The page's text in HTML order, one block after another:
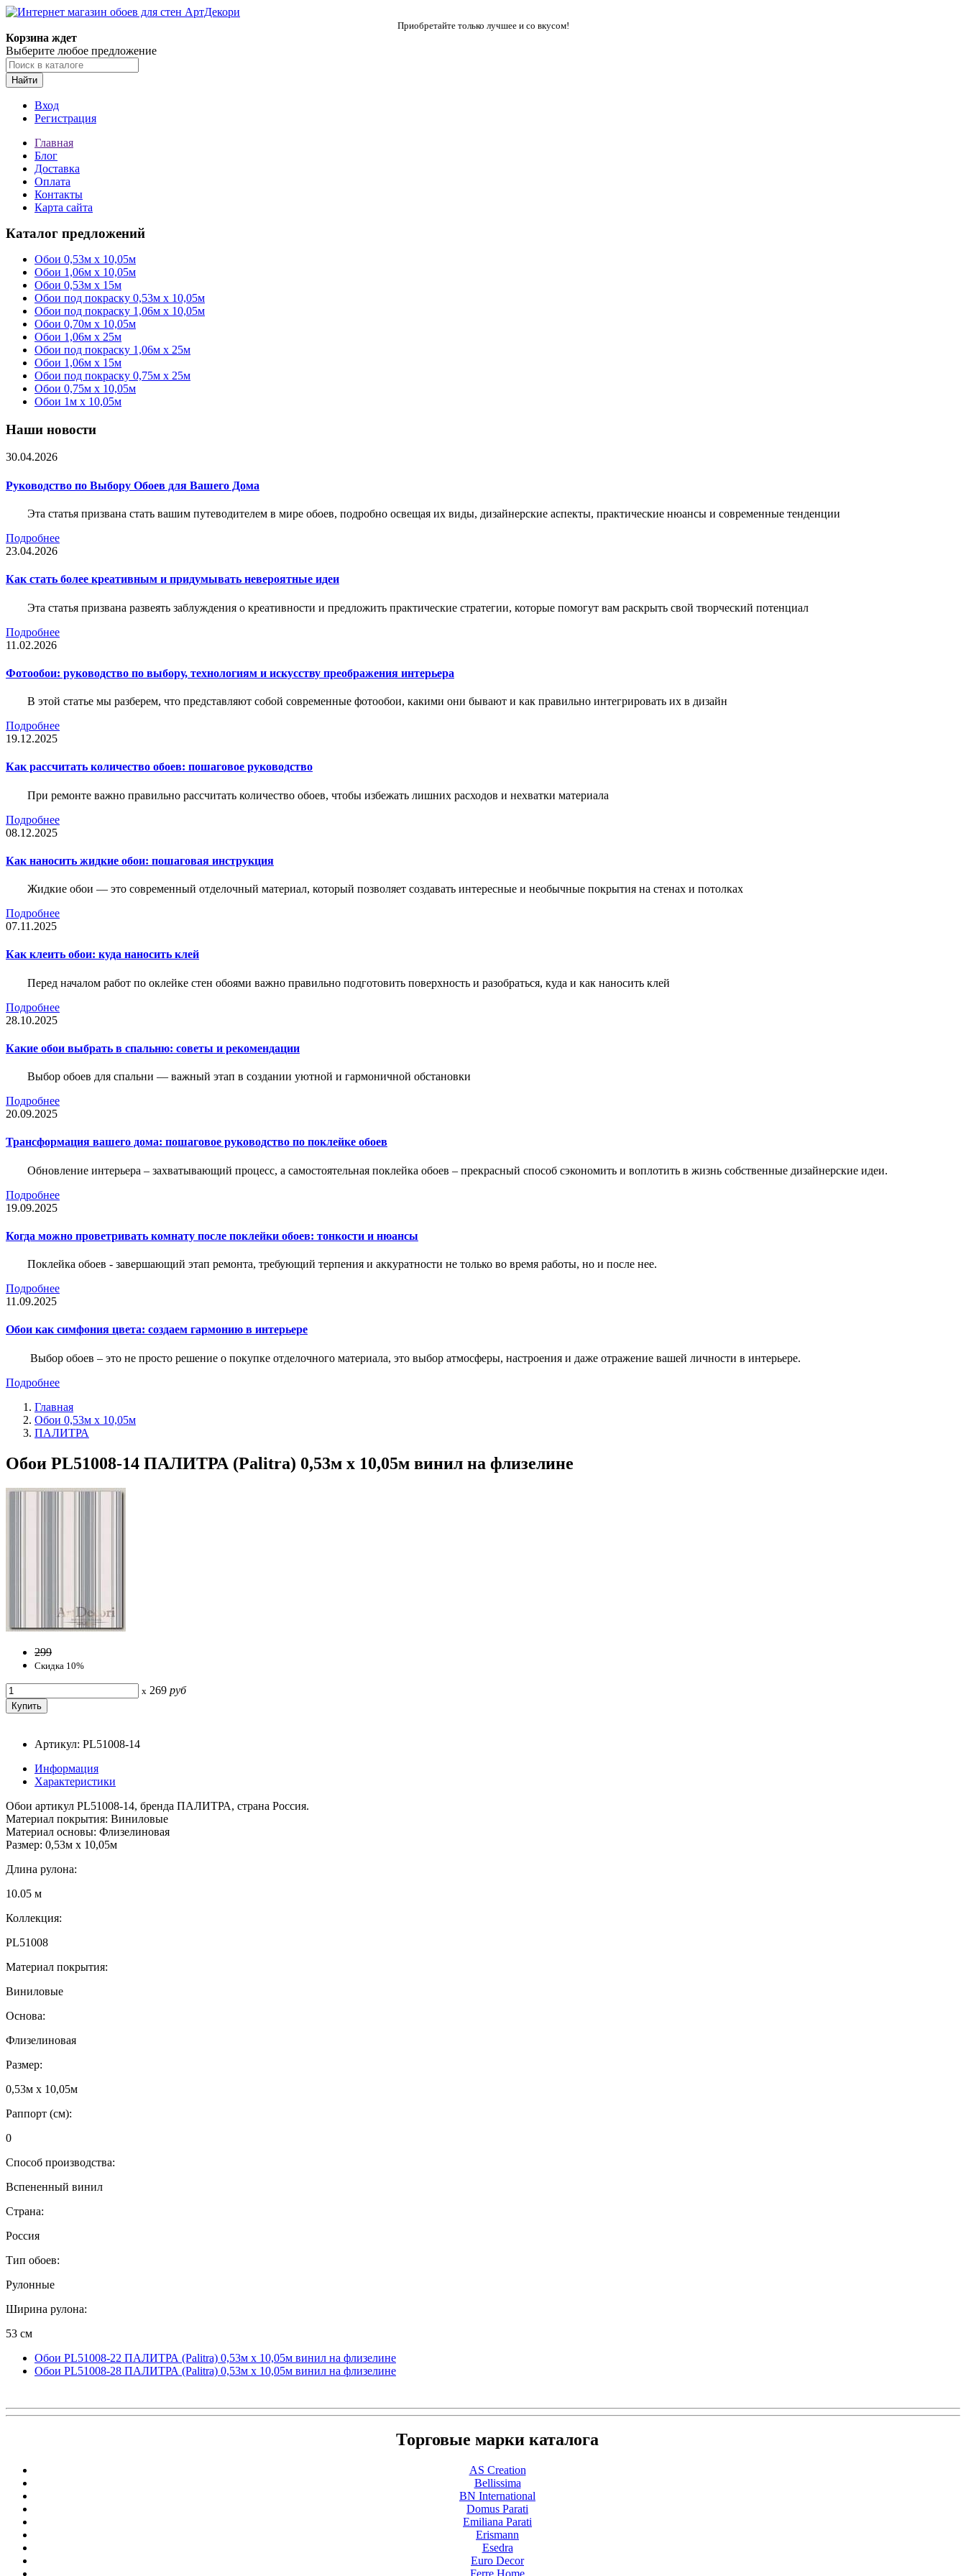
Приобретайте только лучшее и со вкусом!
Корзина ждет
Выберите любое предложение
Найти
Вход
Регистрация
Главная
Блог
Доставка
Оплата
Контакты
Карта сайта
Каталог предложений
Обои 0,53м x 10,05м
Обои 1,06м х 10,05м
Обои 0,53м x 15м
Обои под покраску 0,53м x 10,05м
Обои под покраску 1,06м х 10,05м
Обои 0,70м x 10,05м
Обои 1,06м x 25м
Обои под покраску 1,06м x 25м
Обои 1,06м x 15м
Обои под покраску 0,75м x 25м
Обои 0,75м x 10,05м
Обои 1м х 10,05м
Наши новости
30.04.2026
Руководство по Выбору Обоев для Вашего Дома
Эта статья призвана стать вашим путеводителем в мире обоев, подробно освещая их виды, дизайнерские аспекты, практические нюансы и современные тенденции
Подробнее
23.04.2026
Как стать более креативным и придумывать невероятные идеи
Эта статья призвана развеять заблуждения о креативности и предложить практические стратегии, которые помогут вам раскрыть свой творческий потенциал
Подробнее
11.02.2026
Фотообои: руководство по выбору, технологиям и искусству преображения интерьера
В этой статье мы разберем, что представляют собой современные фотообои, какими они бывают и как правильно интегрировать их в дизайн
Подробнее
19.12.2025
Как рассчитать количество обоев: пошаговое руководство
При ремонте важно правильно рассчитать количество обоев, чтобы избежать лишних расходов и нехватки материала
Подробнее
08.12.2025
Как наносить жидкие обои: пошаговая инструкция
Жидкие обои — это современный отделочный материал, который позволяет создавать интересные и необычные покрытия на стенах и потолках
Подробнее
07.11.2025
Как клеить обои: куда наносить клей
Перед началом работ по оклейке стен обоями важно правильно подготовить поверхность и разобраться, куда и как наносить клей
Подробнее
28.10.2025
Какие обои выбрать в спальню: советы и рекомендации
Выбор обоев для спальни — важный этап в создании уютной и гармоничной обстановки
Подробнее
20.09.2025
Трансформация вашего дома: пошаговое руководство по поклейке обоев
Обновление интерьера – захватывающий процесс, а самостоятельная поклейка обоев – прекрасный способ сэкономить и воплотить в жизнь собственные дизайнерские идеи.
Подробнее
19.09.2025
Когда можно проветривать комнату после поклейки обоев: тонкости и нюансы
Поклейка обоев - завершающий этап ремонта, требующий терпения и аккуратности не только во время работы, но и после нее.
Подробнее
11.09.2025
Обои как симфония цвета: создаем гармонию в интерьере
Выбор обоев – это не просто решение о покупке отделочного материала, это выбор атмосферы, настроения и даже отражение вашей личности в интерьере.
Подробнее
Главная
Обои 0,53м x 10,05м
ПАЛИТРА
Обои PL51008-14 ПАЛИТРА (Palitra) 0,53м x 10,05м винил на флизелине
299
Скидка 10%
x 269 руб
Артикул: PL51008-14
Информация
Характеристики
Обои артикул PL51008-14, бренда ПАЛИТРА, страна Россия.
Материал покрытия: Виниловые
Материал основы: Флизелиновая
Размер: 0,53м x 10,05м
Длина рулона:
10.05 м
Коллекция:
PL51008
Материал покрытия:
Виниловые
Основа:
Флизелиновая
Размер:
0,53м x 10,05м
Раппорт (см):
0
Способ производства:
Вспененный винил
Страна:
Россия
Тип обоев:
Рулонные
Ширина рулона:
53 см
Обои PL51008-22 ПАЛИТРА (Palitra) 0,53м x 10,05м винил на флизелине
Обои PL51008-28 ПАЛИТРА (Palitra) 0,53м x 10,05м винил на флизелине
Торговые марки каталога
AS Creation
Bellissima
BN International
Domus Parati
Emiliana Parati
Erismann
Esedra
Euro Decor